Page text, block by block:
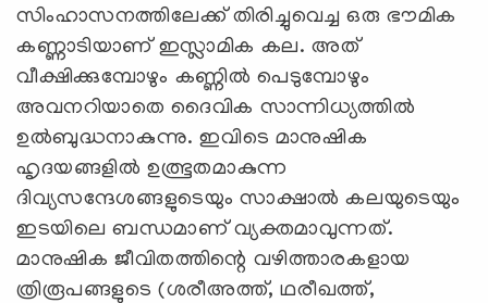
സിംഹാസനത്തിലേക്ക്‌ തിരിച്ചുവെച്ച ഒരു ഭൗമിക
കണ്ണാടിയാണ്‌ ഇസ്ലാമിക കല. അത്‌
വീക്ഷിക്കുമ്പോഴും കണ്ണില്‍ പെടുമ്പോഴും
അവനറിയാതെ ദൈവിക സാന്നിധ്യത്തില്‍
ഉല്‍ബുദ്ധനാകുന്നു. ഇവിടെ മാനുഷിക
ഹൃദയങ്ങളില്‍ ഉത്ഭൂതമാകുന്ന
ദിവ്യസന്ദേശങ്ങളുടെയും സാക്ഷാല്‍ കലയുടെയും
ഇടയിലെ ബന്ധമാണ്‌ വ്യക്തമാവുന്നത്‌.
മാനുഷിക ജീവിതത്തിന്റെ വഴിത്താരകളായ
ത്രിരൂപങ്ങളുടെ (ശരീഅത്ത്‌, ഥരീഖത്ത്‌,